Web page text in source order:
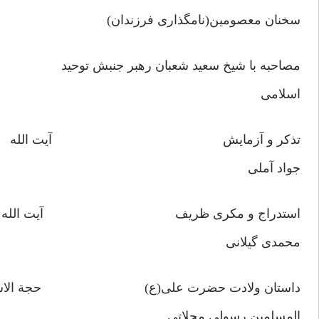
سخنان معصومین(نامگذاری فرزندان)
مصاحبه با شیخ سعید شعبان رهبر جنبش توحید
اسلامی
تذکر و آزمایش آیت الله
جواد آملی
استدراج و مکری ظریف آیت الله
محمدی گیلانی
داستان ولادت حضرت علی(ع) حجة